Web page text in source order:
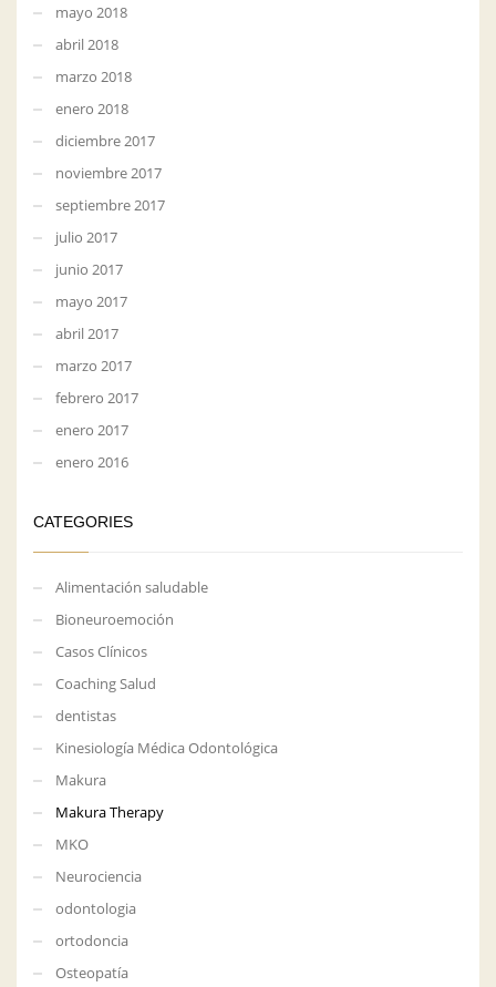
mayo 2018
abril 2018
marzo 2018
enero 2018
diciembre 2017
noviembre 2017
septiembre 2017
julio 2017
junio 2017
mayo 2017
abril 2017
marzo 2017
febrero 2017
enero 2017
enero 2016
CATEGORIES
Alimentación saludable
Bioneuroemoción
Casos Clínicos
Coaching Salud
dentistas
Kinesiología Médica Odontológica
Makura
Makura Therapy
MKO
Neurociencia
odontologia
ortodoncia
Osteopatía